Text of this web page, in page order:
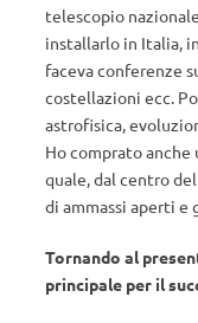
telescopio
installarlo in Italia,
faceva conferenze
costellazioni ecc.
astrofisica,
Ho comprato
quale, dal centro
di ammassi aperti e
Tornando al
principale per il